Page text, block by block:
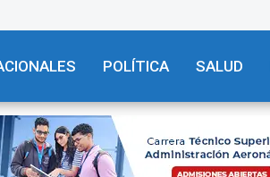
POLÍTICA SALUD